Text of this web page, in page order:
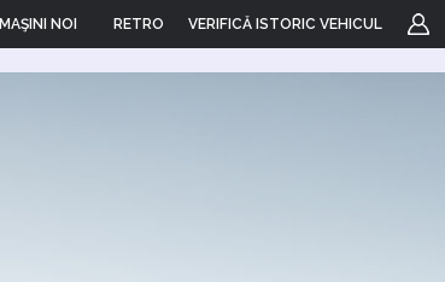
MAŞINI NOI RETRO VERIFICĂ ISTORIC VEHICUL